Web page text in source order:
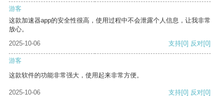
游客
这款加速器app的安全性很高，使用过程中不会泄露个人信息，让我非常
放心。
2025-10-06
支持[0] 反对[0]
游客
这款软件的功能非常强大，使用起来非常方便。
2025-10-06 支持[0] 反对[0]